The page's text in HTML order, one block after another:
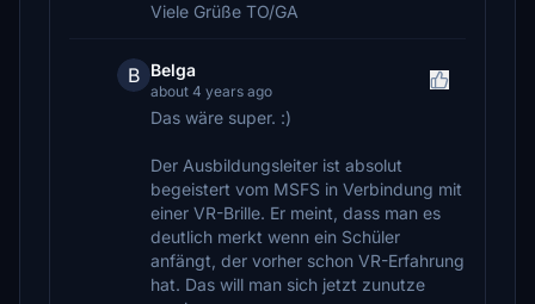
Viele Grüße TO/GA
B Belga
about 4 years ago
Das wäre super. :)
Der Ausbildungsleiter ist absolut
begeistert vom MSFS in Verbindung mit
einer VR-Brille. Er meint, dass man es
deutlich merkt wenn ein Schüler
anfängt, der vorher schon VR-Erfahrung
hat. Das will man sich jetzt zunutze